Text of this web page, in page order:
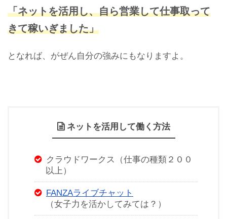
「ネットを活用し、自ら営業して仕事取って
きて稼いぎました」
となれば、がぜん自分の強みにもなりますよ。
ネットを活用して働く方法
クラウドワークス（仕事の種類２００
以上）
FANZAライブチャット
（女子力を活かしてみては？）